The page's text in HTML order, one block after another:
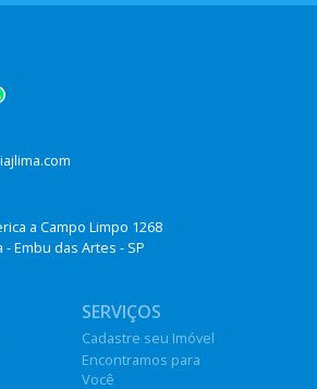
a Campo Limpo 1268
- Embu das Artes - SP
SERVIÇOS
Cadastre seu Imóvel
Encontramos para
Você